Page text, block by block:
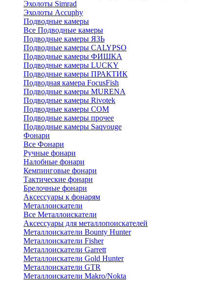
Эхолоты Simrad
Эхолоты Accuphy
Подводные камеры
Все Подводные камеры
Подводные камеры ЯЗЬ
Подводные камеры CALYPSO
Подводные камеры ФИШКА
Подводные камеры LUCKY
Подводные камеры ПРАКТИК
Подводная камера FocusFish
Подводные камеры MURENA
Подводные камеры Rivotek
Подводные камеры СОМ
Подводные камеры прочее
Подводные камеры Saqvouge
Фонари
Все Фонари
Ручные фонари
Налобные фонари
Кемпинговые фонари
Тактические фонари
Брелочные фонари
Аксессуары к фонарям
Металлоискатели
Все Металлоискатели
Аксессуары для металлопоискателей
Металлоискатели Bounty Hunter
Металлоискатели Fisher
Металлоискатели Garrett
Металлоискатели Gold Hunter
Металлоискатели GTR
Металлоискатели Makro/Nokta